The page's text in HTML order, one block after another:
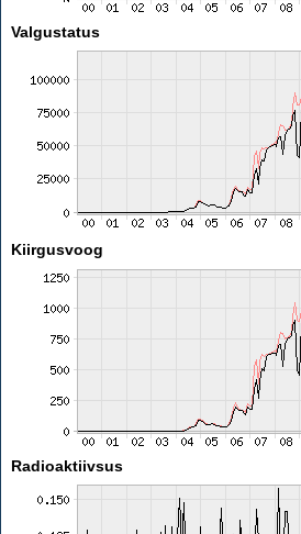
Valgustatus
Kiirgusvoog
Radioaktiivsus